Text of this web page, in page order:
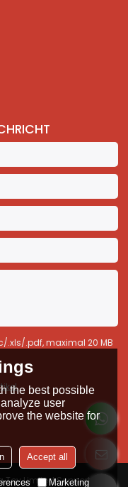
.pdf, maximal 20 MB
Toy LimitedSupport By
the best possible
user
the website for
Accept all
Marketing